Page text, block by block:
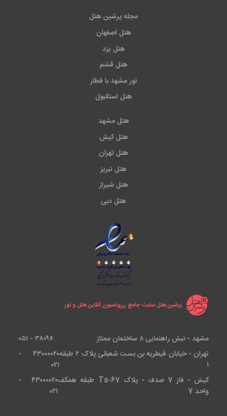
مجله پرشین هتل
هتل اصفهان
هتل یزد
هتل قشم
تور مشهد با قطار
هتل استانبول
هتل مشهد
هتل کیش
هتل تهران
هتل تبریز
هتل شیراز
هتل دبی
پرشین هتل سایت جامع رزرواسیون آنلاین هتل و تور
مشهد - نبش راهنمایی ۸ ساختمان ممتاز
۳۸۰۹۶ - ۰۵۱
تهران - خیابان قیطریه بن بست شعبانی پلاک ۲ طبقه
۱
۴۳۰۰۰۰۲۰ -
۰۲۱
کیش - فاز 7 صدف - پلاک Ts-67 طبقه همکف
واحد 7
۴۳۰۰۰۰۲۰ -
۰۲۱